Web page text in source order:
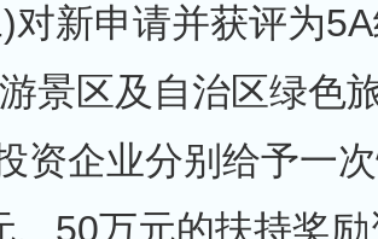
申请并获评为5A
景区及自治区绿色
资企业分别给予一
、50万元的扶持奖